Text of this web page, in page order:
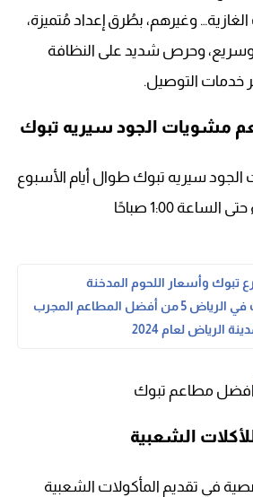
وغيرهم، بطُرق إعداد مُتميزة،
وحرص شديد على النظافة
خدمات التوصيل.
مشويات الجود سيريه تبوك
سيريه تبوك طوال أيام الأسبوع
وأسعار اللحوم المدخنة
المطاعم المجرب
في تقديم المأكولات الشعبية